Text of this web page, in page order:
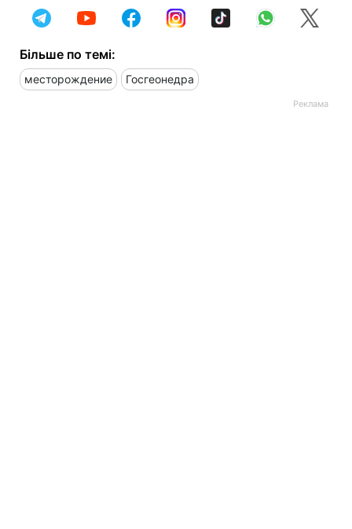
Більше по темі:
месторождение Госгеонедра